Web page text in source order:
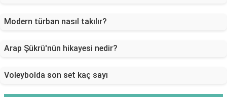
Modern türban nasıl takılır?
Arap Şükrü'nün hikayesi nedir?
Voleybolda son set kaç sayı